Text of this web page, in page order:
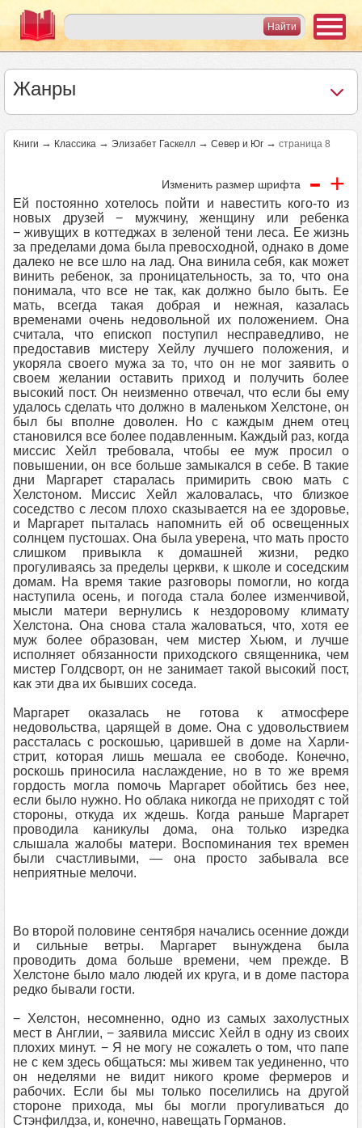
Жанры
Книги → Классика → Элизабет Гаскелл → Север и Юг → страница 8
Изменить размер шрифта - +
Ей постоянно хотелось пойти и навестить кого-то из
новых друзей − мужчину, женщину или ребенка
− живущих в коттеджах в зеленой тени леса. Ее жизнь
за пределами дома была превосходной, однако в доме
далеко не все шло на лад. Она винила себя, как может
винить ребенок, за проницательность, за то, что она
понимала, что все не так, как должно было быть. Ее
мать, всегда такая добрая и нежная, казалась
временами очень недовольной их положением. Она
считала, что епископ поступил несправедливо, не
предоставив мистеру Хейлу лучшего положения, и
укоряла своего мужа за то, что он не мог заявить о
своем желании оставить приход и получить более
высокий пост. Он неизменно отвечал, что если бы ему
удалось сделать что должно в маленьком Хелстоне, он
был бы вполне доволен. Но с каждым днем отец
становился все более подавленным. Каждый раз, когда
миссис Хейл требовала, чтобы ее муж просил о
повышении, он все больше замыкался в себе. В такие
дни Маргарет старалась примирить свою мать с
Хелстоном. Миссис Хейл жаловалась, что близкое
соседство с лесом плохо сказывается на ее здоровье,
и Маргарет пыталась напомнить ей об освещенных
солнцем пустошах. Она была уверена, что мать просто
слишком привыкла к домашней жизни, редко
прогуливаясь за пределы церкви, к школе и соседским
домам. На время такие разговоры помогли, но когда
наступила осень, и погода стала более изменчивой,
мысли матери вернулись к нездоровому климату
Хелстона. Она снова стала жаловаться, что, хотя ее
муж более образован, чем мистер Хьюм, и лучше
исполняет обязанности приходского священника, чем
мистер Голдсворт, он не занимает такой высокий пост,
как эти два их бывших соседа.
Маргарет оказалась не готова к атмосфере
недовольства, царящей в доме. Она с удовольствием
рассталась с роскошью, царившей в доме на Харли-
стрит, которая лишь мешала ее свободе. Конечно,
роскошь приносила наслаждение, но в то же время
гордость могла помочь Маргарет обойтись без нее,
если было нужно. Но облака никогда не приходят с той
стороны, откуда их ждешь. Когда раньше Маргарет
проводила каникулы дома, она только изредка
слышала жалобы матери. Воспоминания тех времен
были счастливыми, — она просто забывала все
неприятные мелочи.
Во второй половине сентября начались осенние дожди
и сильные ветры. Маргарет вынуждена была
проводить дома больше времени, чем прежде. В
Хелстоне было мало людей их круга, и в доме пастора
редко бывали гости.
− Хелстон, несомненно, одно из самых захолустных
мест в Англии, − заявила миссис Хейл в одну из своих
плохих минут. − Я не могу не сожалеть о том, что папе
не с кем здесь общаться: мы живем так уединенно, что
он неделями не видит никого кроме фермеров и
рабочих. Если бы мы только поселились на другой
стороне прихода, мы бы могли прогуливаться до
Стэнфилдза, и, конечно, навещать Горманов.